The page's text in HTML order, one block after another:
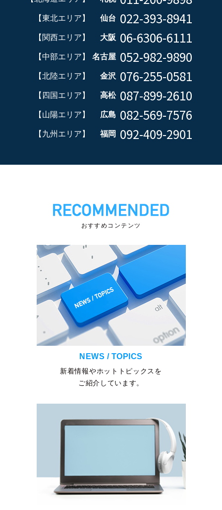
【東北エリア】 仙台 022-393-8941
【関西エリア】 大阪 06-6306-6111
【中部エリア】 名古屋 052-982-9890
【北陸エリア】 金沢 076-255-0581
【四国エリア】 高松 087-899-2610
【山陽エリア】 広島 082-569-7576
【九州エリア】 福岡 092-409-2901
おすすめコンテンツ
NEWS / TOPICS
新着情報やホットトピックスを
ご紹介しています。